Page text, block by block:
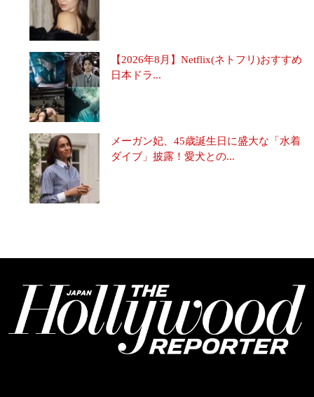
【2026年8月】Netflix(ネトフリ)おすすめ
日本ドラ...
メーガン妃、45歳誕生日に盛大な「水着
ダイブ」披露！愛犬との...